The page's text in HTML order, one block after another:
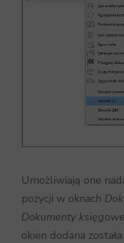
Umożliwiają one
pozycji w oknach
Dokumenty księgowe
okien dodana